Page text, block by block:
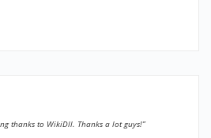
thanks to WikiDll. Thanks a lot guys!”